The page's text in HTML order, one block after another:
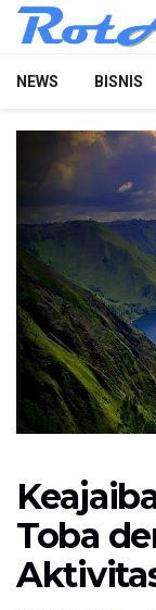
NEWS BISNIS
Toba